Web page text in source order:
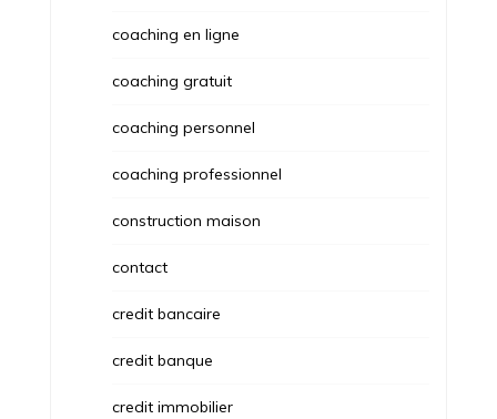
coaching en ligne
coaching gratuit
coaching personnel
coaching professionnel
construction maison
contact
credit bancaire
credit banque
credit immobilier